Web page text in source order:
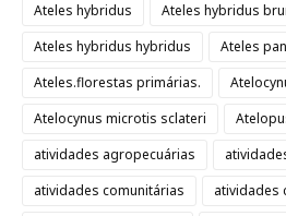
Ateles hybridus
Ateles hybridus
Ateles hybridus hybridus
Ateles
Ateles.florestas primárias.
Atelocynus microtis sclateri
atividades agropecuárias
atividades comunitárias
atividades